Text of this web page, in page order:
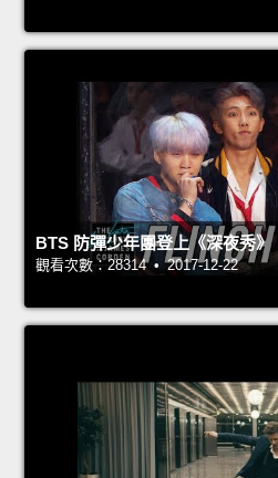
BTS 防彈少年團登上《深夜秀》
觀看次數：28314 • 2017-12-22